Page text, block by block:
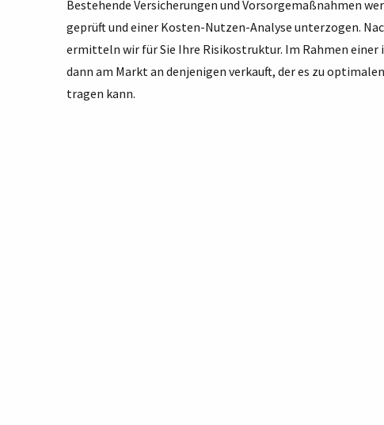
Bestehende Versicherungen und Vorsorgemaßnahmen
geprüft und einer Kosten-Nutzen-Analyse unterzogen.
ermitteln wir für Sie Ihre Risikostruktur. Im Rahmen einer
dann am Markt an denjenigen verkauft, der es zu
tragen kann.